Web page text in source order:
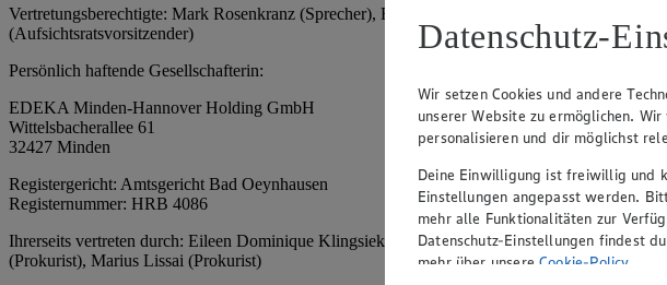
Vertretungsberechtigte: Mark Rosenkranz (Sprecher), Eileen Dominique Klingsiek
(Aufsichtsratsvorsitzender)
Persönlich haftende Gesellschafterin:
EDEKA Minden-Hannover Holding GmbH
Wittelsbacherallee 61
32427 Minden
Registergericht: Amtsgericht Bad Oeynhausen
Registernummer: HRB 4086
Ihrerseits vertreten durch: Eileen Dominique Klingsiek (Geschäftsführerin), Mark
(Prokurist), Marius Lissai (Prokurist)
Datenschutz-
Wir setzen Cookies und andere
unserer Website zu ermöglichen.
personalisieren und dir möglichst
Deine Einwilligung ist freiwillig und
Einstellungen angepasst werden.
mehr alle Funktionalitäten zur
Datenschutz-Einstellungen findest
mehr über unsereCookie-Policy.